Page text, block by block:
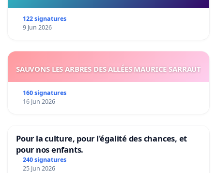
122 signatures
9 Jun 2026
SAUVONS LES ARBRES DES ALLÉES MAURICE SARRAUT
160 signatures
16 Jun 2026
Pour la culture, pour l'égalité des chances, et
pour nos enfants.
240 signatures
25 Jun 2026